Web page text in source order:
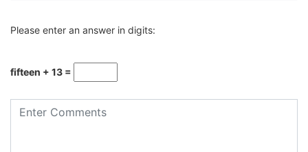
Please enter an answer in digits:
fifteen + 13 =